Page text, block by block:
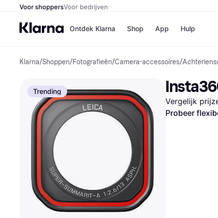
Voor shoppersVoor bedrijven
Ontdek Klarna Shop
Winkels
Bol
H&M
Kruidvat
App Hulp
Klarna/Shoppen/Fotografieën/Camera-accessoires/
Trending
Vergelijk
Probeer